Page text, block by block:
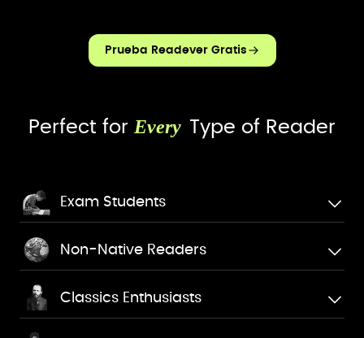
Prueba Readever Gratis
Perfect forEvery Type of Reader
Exam Students
Non-Native Readers
Classics Enthusiasts